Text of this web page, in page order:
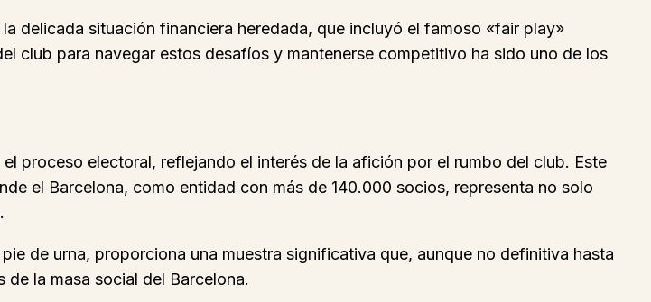
delicada situación financiera heredada, que incluyó el famoso «fair play»
club para navegar estos desafíos y mantenerse competitivo ha sido uno de los
proceso electoral, reflejando el interés de la afición por el rumbo del club. Este
el Barcelona, como entidad con más de 140.000 socios, representa no solo
de urna, proporciona una muestra significativa que, aunque no definitiva hasta
la masa social del Barcelona.